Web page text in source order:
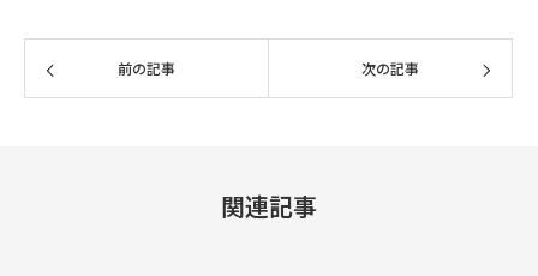
前の記事 次の記事
関連記事